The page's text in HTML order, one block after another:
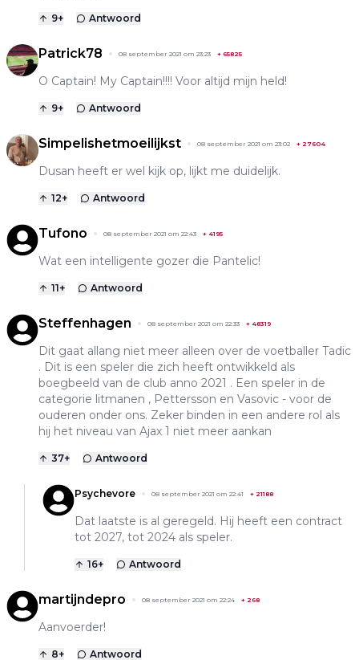
9+ Antwoord
Patrick78 08 september 2021 om 23:23 + 65825
O Captain! My Captain!!!! Voor altijd mijn held!
9+ Antwoord
Simpelishetmoeilijkst 08 september 2021 om 23:02 + 27604
Dusan heeft er wel kijk op, lijkt me duidelijk.
12+ Antwoord
Tufono 08 september 2021 om 22:43 + 4195
Wat een intelligente gozer die Pantelic!
11+ Antwoord
Steffenhagen 08 september 2021 om 22:33 + 48319
Dit gaat allang niet meer alleen over de voetballer Tadic
. Dit is een speler die zich heeft ontwikkeld als
boegbeeld van de club anno 2021 . Een speler in de
categorie litmanen , Pettersson en Vasovic - voor de
ouderen onder ons. Zeker binden in een andere rol als
hij het niveau van Ajax 1 niet meer aankan
37+ Antwoord
Psychevore 08 september 2021 om 22:41 + 21188
Dat laatste is al geregeld. Hij heeft een contract
tot 2027, tot 2024 als speler.
16+ Antwoord
martijndepro 08 september 2021 om 22:24 + 268
Aanvoerder!
8+ Antwoord